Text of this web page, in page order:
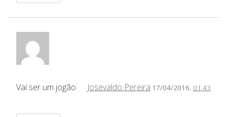
Josevaldo Pereira 17/04/2016, 01:43
Vai ser um jogão